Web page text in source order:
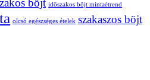
böjt időszakos böjt mintaétrend
olcsó egészséges ételek szakaszos böjt